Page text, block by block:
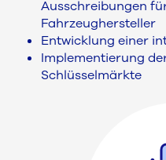
Ausschreibungen
Fahrzeughersteller
Entwicklung einer
Implementierung
Schlüsselmärkte